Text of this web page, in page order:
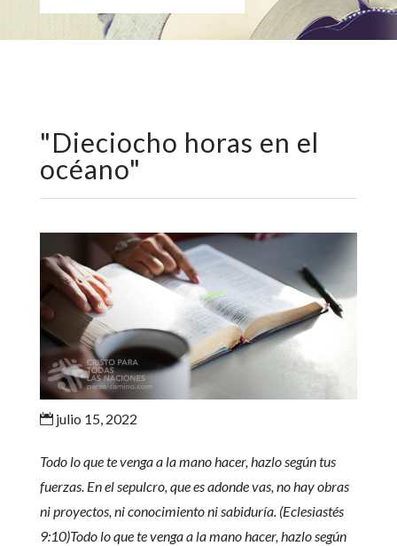
"Dieciocho horas en el
océano"
julio 15, 2022
Todo lo que te venga a la mano hacer, hazlo según tus
fuerzas. En el sepulcro, que es adonde vas, no hay obras
ni proyectos, ni conocimiento ni sabiduría. (Eclesiastés
9:10)Todo lo que te venga a la mano hacer, hazlo según